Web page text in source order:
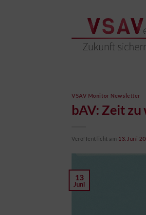
VSAV Monitor Newsletter
bAV: Zeit zu
Veröffentlicht am 13. Juni
13
Juni